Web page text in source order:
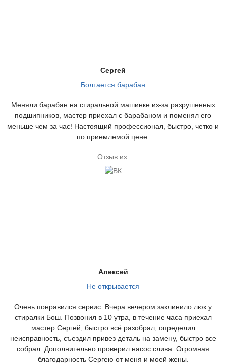
Сергей
Болтается барабан
Меняли барабан на стиральной машинке из-за разрушенных
подшипников, мастер приехал с барабаном и поменял его
меньше чем за час! Настоящий профессионал, быстро, четко и
по приемлемой цене.
Отзыв из:
Алексей
Не открывается
Очень понравился сервис. Вчера вечером заклинило люк у
стиралки Бош. Позвонил в 10 утра, в течение часа приехал
мастер Сергей, быстро всё разобрал, определил
неисправность, съездил привез деталь на замену, быстро все
собрал. Дополнительно проверил насос слива. Огромная
благодарность Сергею от меня и моей жены.